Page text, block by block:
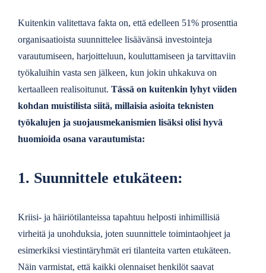
Kuitenkin valitettava fakta on, että edelleen 51% prosenttia
organisaatioista suunnittelee lisäävänsä investointeja
varautumiseen, harjoitteluun, kouluttamiseen ja tarvittaviin
työkaluihin vasta sen jälkeen, kun jokin uhkakuva on
kertaalleen realisoitunut. Tässä on kuitenkin lyhyt viiden
kohdan muistilista siitä, millaisia asioita teknisten
työkalujen ja suojausmekanismien lisäksi olisi hyvä
huomioida osana varautumista:
1. Suunnittele etukäteen:
Kriisi- ja häiriötilanteissa tapahtuu helposti inhimillisiä
virheitä ja unohduksia, joten suunnittele toimintaohjeet ja
esimerkiksi viestintäryhmät eri tilanteita varten etukäteen.
Näin varmistat, että kaikki olennaiset henkilöt saavat